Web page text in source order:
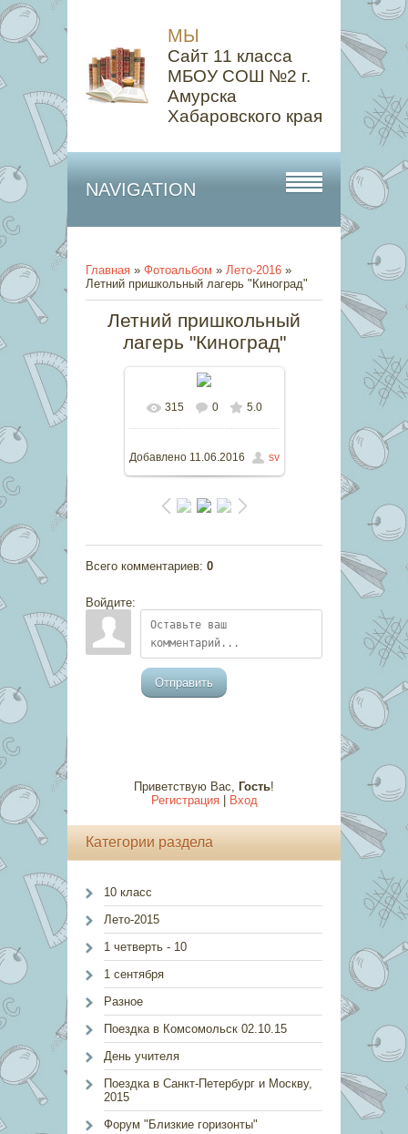
МЫ
Сайт 11 класса
МБОУ СОШ №2 г.
Амурска
Хабаровского края
NAVIGATION
Главная » Фотоальбом » Лето-2016 »
Летний пришкольный лагерь "Киноград"
Летний пришкольный
лагерь "Киноград"
В реальном размере
1024x768/ 354.1Kb
315 0 5.0
Добавлено11.06.2016 sv
Всего комментариев: 0
Войдите:
Отправить
Приветствую Вас Гость!
Регистрация| Вход
Категории раздела
10 класс
Лето-2015
1 четверть - 10
1 сентября
Разное
Поездка в Комсомольск 02.10.15
День учителя
Поездка в Санкт-Петербург и Москву,
2015
Форум "Близкие горизонты"